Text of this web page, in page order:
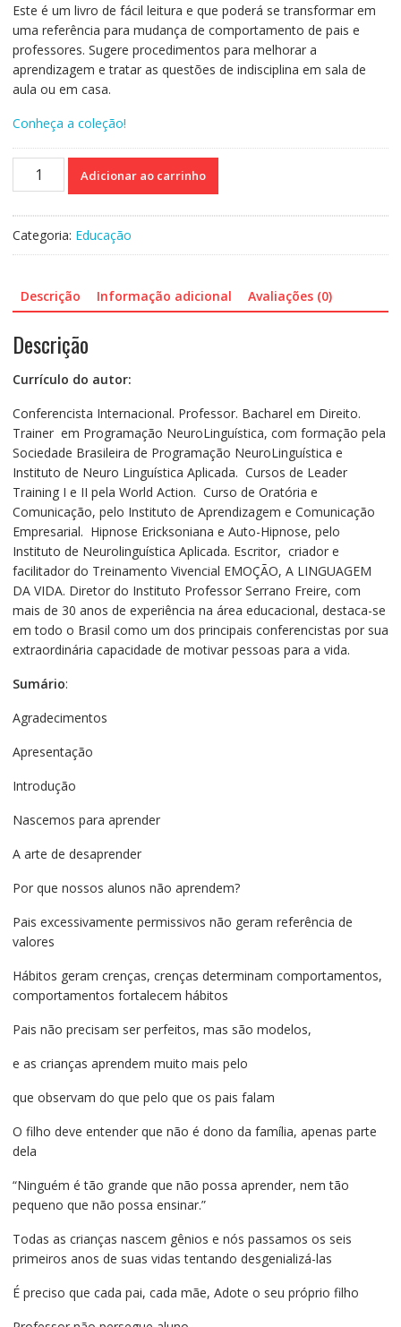
Este é um livro de fácil leitura e que poderá se transformar em
uma referência para mudança de comportamento de pais e
professores. Sugere procedimentos para melhorar a
aprendizagem e tratar as questões de indisciplina em sala de
aula ou em casa.
Conheça a coleção!
Afinal...
alunos
pais
professores
saber
sobre
como
melhorar
a
aprendizagem
e
reduzir
a
indisciplina
quantidade
Adicionar ao carrinho
Categoria: Educação
Descrição Informação adicional Avaliações (0)
Descrição
Currículo do autor:
Conferencista Internacional. Professor. Bacharel em Direito.
Trainer em Programação NeuroLinguística, com formação pela
Sociedade Brasileira de Programação NeuroLinguística e
Instituto de Neuro Linguística Aplicada. Cursos de Leader
Training I e II pela World Action. Curso de Oratória e
Comunicação, pelo Instituto de Aprendizagem e Comunicação
Empresarial. Hipnose Ericksoniana e Auto-Hipnose, pelo
Instituto de Neurolinguística Aplicada. Escritor, criador e
facilitador do Treinamento Vivencial EMOÇÃO, A LINGUAGEM
DA VIDA. Diretor do Instituto Professor Serrano Freire, com
mais de 30 anos de experiência na área educacional, destaca-se
em todo o Brasil como um dos principais conferencistas por sua
extraordinária capacidade de motivar pessoas para a vida.
Sumário:
Agradecimentos
Apresentação
Introdução
Nascemos para aprender
A arte de desaprender
Por que nossos alunos não aprendem?
Pais excessivamente permissivos não geram referência de
valores
Hábitos geram crenças, crenças determinam comportamentos,
comportamentos fortalecem hábitos
Pais não precisam ser perfeitos, mas são modelos,
e as crianças aprendem muito mais pelo
que observam do que pelo que os pais falam
O filho deve entender que não é dono da família, apenas parte
dela
“Ninguém é tão grande que não possa aprender, nem tão
pequeno que não possa ensinar.”
Todas as crianças nascem gênios e nós passamos os seis
primeiros anos de suas vidas tentando desgenializá-las
É preciso que cada pai, cada mãe, Adote o seu próprio filho